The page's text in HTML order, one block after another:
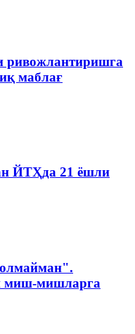
ривожлантиришга
маблағ
ЙТҲда 21 ёшли
миш-мишларга